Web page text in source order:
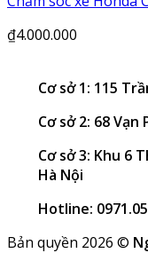
₫4.000.000
Cơ sở 1: 115
Cơ sở 2: 68
Cơ sở 3: Khu 6
Hà Nội
Hotline:
Bản quyền 2026 ©